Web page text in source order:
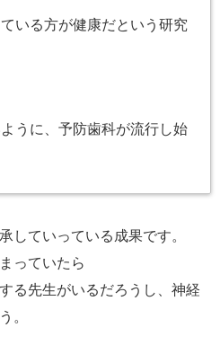
いる方が健康だという研究
うに、予防歯科が流行し始
していっている成果です。
っていたら
る先生がいるだろうし、神経
。